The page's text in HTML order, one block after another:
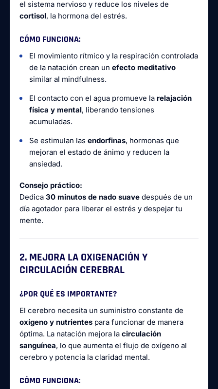
el sistema nervioso y reduce los niveles de
cortisol, la hormona del estrés.
CÓMO FUNCIONA:
El movimiento rítmico y la respiración controlada
de la natación crean un efecto meditativo
similar al mindfulness.
El contacto con el agua promueve la relajación
física y mental, liberando tensiones
acumuladas.
Se estimulan las endorfinas, hormonas que
mejoran el estado de ánimo y reducen la
ansiedad.
Consejo práctico:
Dedica 30 minutos de nado suave después de un
día agotador para liberar el estrés y despejar tu
mente.
2. MEJORA LA OXIGENACIÓN Y
CIRCULACIÓN CEREBRAL
¿POR QUÉ ES IMPORTANTE?
El cerebro necesita un suministro constante de
oxígeno y nutrientes para funcionar de manera
óptima. La natación mejora la circulación
sanguínea, lo que aumenta el flujo de oxígeno al
cerebro y potencia la claridad mental.
CÓMO FUNCIONA: